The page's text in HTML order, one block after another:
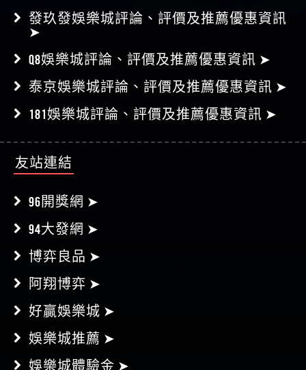
發玖發娛樂城評論、評價及推薦優惠資訊
➤
Q8娛樂城評論、評價及推薦優惠資訊 ➤
泰京娛樂城評論、評價及推薦優惠資訊 ➤
181娛樂城評論、評價及推薦優惠資訊 ➤
友站連結
96開獎網 ➤
94大發網 ➤
博弈良品 ➤
阿翔博弈 ➤
好贏娛樂城 ➤
娛樂城推薦 ➤
娛樂城體驗金 ➤